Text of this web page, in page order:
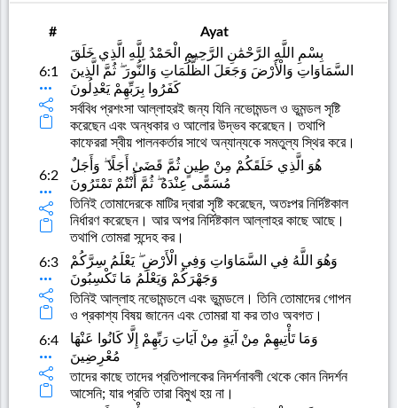
# Ayat
6:1
بِسْمِ اللَّهِ الرَّحْمَٰنِ الرَّحِيمِ الْحَمْدُ لِلَّهِ الَّذِي خَلَقَ
السَّمَاوَاتِ وَالْأَرْضَ وَجَعَلَ الظُّلُمَاتِ وَالنُّورَ ۖ ثُمَّ الَّذِينَ
كَفَرُوا بِرَبِّهِمْ يَعْدِلُونَ
সর্ববিধ প্রশংসা আল্লাহরই জন্য যিনি নভোমন্ডল ও ভূমন্ডল সৃষ্টি
করেছেন এবং অন্ধকার ও আলোর উদ্ভব করেছেন। তথাপি
কাফেররা স্বীয় পালনকর্তার সাথে অন্যান্যকে সমতুল্য স্থির করে।
6:2
هُوَ الَّذِي خَلَقَكُمْ مِنْ طِينٍ ثُمَّ قَضَىٰ أَجَلًا ۖ وَأَجَلٌ
مُسَمًّى عِنْدَهُ ۖ ثُمَّ أَنْتُمْ تَمْتَرُونَ
তিনিই তোমাদেরকে মাটির দ্বারা সৃষ্টি করেছেন, অতঃপর নির্দিষ্টকাল
নির্ধারণ করেছেন। আর অপর নির্দিষ্টকাল আল্লাহর কাছে আছে।
তথাপি তোমরা সন্দেহ কর।
6:3
وَهُوَ اللَّهُ فِي السَّمَاوَاتِ وَفِي الْأَرْضِ ۖ يَعْلَمُ سِرَّكُمْ
وَجَهْرَكُمْ وَيَعْلَمُ مَا تَكْسِبُونَ
তিনিই আল্লাহ নভোমন্ডলে এবং ভূমন্ডলে। তিনি তোমাদের গোপন
ও প্রকাশ্য বিষয় জানেন এবং তোমরা যা কর তাও অবগত।
6:4
وَمَا تَأْتِيهِمْ مِنْ آيَةٍ مِنْ آيَاتِ رَبِّهِمْ إِلَّا كَانُوا عَنْهَا
مُعْرِضِينَ
তাদের কাছে তাদের প্রতিপালকের নিদর্শনাবলী থেকে কোন নিদর্শন
আসেনি; যার প্রতি তারা বিমুখ হয় না।